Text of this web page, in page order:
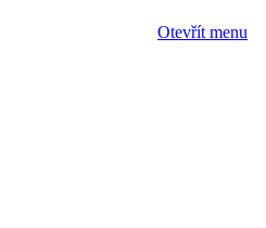
Otevřít menu